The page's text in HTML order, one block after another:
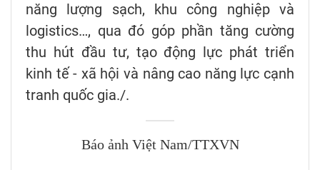
năng lượng sạch, khu công nghiệp và
logistics…, qua đó góp phần tăng cường
thu hút đầu tư, tạo động lực phát triển
kinh tế - xã hội và nâng cao năng lực cạnh
tranh quốc gia./.
Báo ảnh Việt Nam/TTXVN